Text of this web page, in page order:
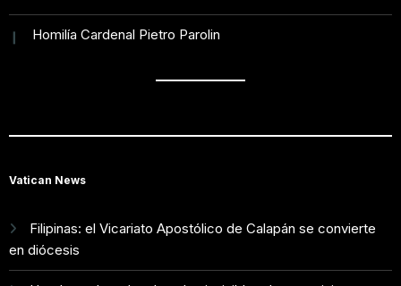
Homilía Cardenal Pietro Parolin
Vatican News
Filipinas: el Vicariato Apostólico de Calapán se convierte
en diócesis